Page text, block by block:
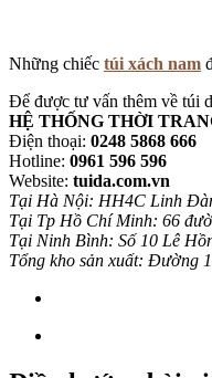
Những chiếc túi xách nam
Để được tư vấn thêm về túi
HỆ THỐNG THỜI
Điện thoại: 0248 5868 666
Hotline: 0961 596 596
Website: tuida.com.vn
Tại Hà Nội: HH4C Linh
Tại Tp Hồ Chí Minh: 66
Tại Ninh Bình: Số 10 Lê
Tổng kho sản xuất: Đường